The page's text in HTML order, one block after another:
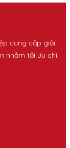
nhằm tối ưu chi